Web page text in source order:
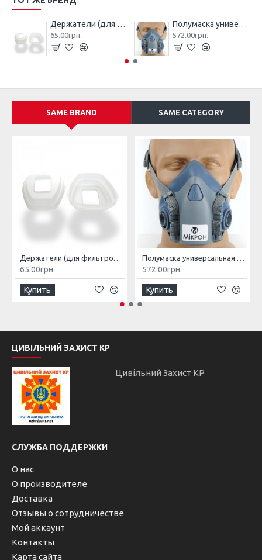
Держатели (для фильтров ФГМ)
65.00грн.
Полумаска универсальная МИКРОН НМ
572.00грн.
SAME BRAND SAME CATEGORY
Держатели (для фильтров ФГМ)
65.00грн.
Купить
Полумаска универсальная МИКРОН НМ
572.00грн.
Купить
ЦИВІЛЬНИЙ ЗАХИСТ КР
Цивільний Захист КР
СЛУЖБА ПОДДЕРЖКИ
О нас
О производителе
Доставка
Отзывы о сотрудничестве
Мой аккаунт
Контакты
Карта сайта